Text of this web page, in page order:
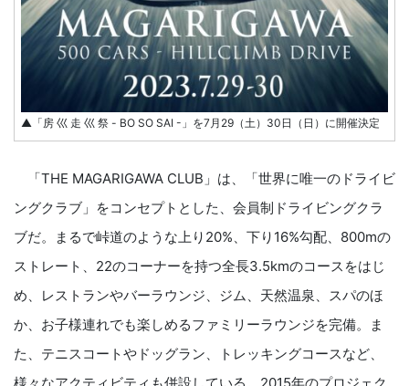
▲「房 ⼮ ⾛ ⼮ 祭 - BO SO SAI -」を7⽉29（⼟）30⽇（⽇）に開催決定
「THE MAGARIGAWA CLUB」は、「世界に唯⼀のドライビ
ングクラブ」をコンセプトとした、会員制ドライビングクラ
ブだ。まるで峠道のような上り20%、下り16%勾配、800mの
ストレート、22のコーナーを持つ全⻑3.5kmのコースをはじ
め、レストランやバーラウンジ、ジム、天然温泉、スパのほ
か、お⼦様連れでも楽しめるファミリーラウンジを完備。ま
た、テニスコートやドッグラン、トレッキングコースなど、
様々なアクティビティも併設している。2015年のプロジェク